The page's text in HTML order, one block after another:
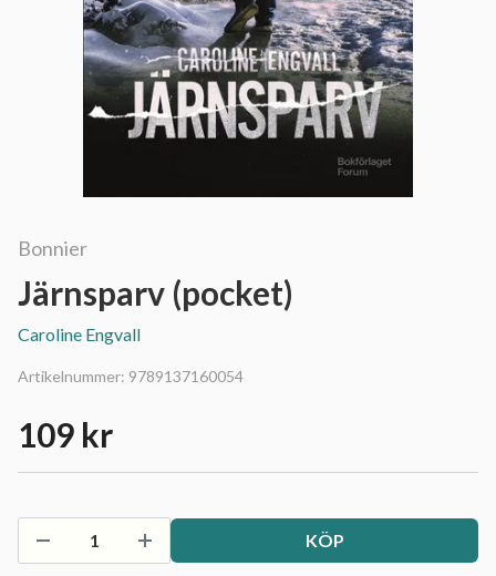
Bonnier
Järnsparv (pocket)
Caroline Engvall
Artikelnummer: 9789137160054
109 kr
KÖP